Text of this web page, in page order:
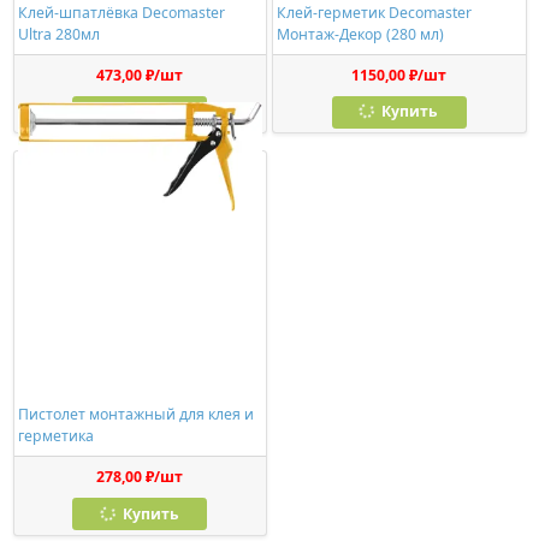
Клей-шпатлёвка Decomaster
Ultra 280мл
473,00 ₽/шт
Купить
Клей-герметик Decomaster
Монтаж-Декор (280 мл)
1150,00 ₽/шт
Купить
Пистолет монтажный для клея и
герметика
278,00 ₽/шт
Купить